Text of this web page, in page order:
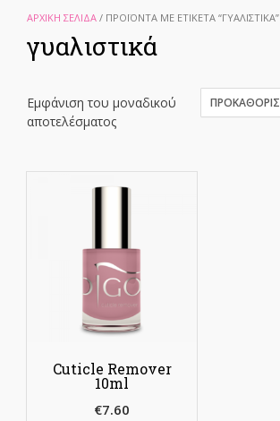
ΑΡΧΙΚΉ ΣΕΛΊΔΑ / ΠΡΟΪΌΝΤΑ ΜΕ ΕΤΙΚΈΤΑ “ΓΥΑΛΙΣΤΙΚΆ”
γυαλιστικά
Εμφάνιση του μοναδικού
αποτελέσματος
Cuticle Remover
10ml
€7.60